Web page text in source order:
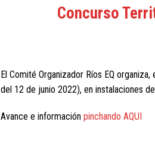
Concurso
El Comité Organizador Ríos EQ
del 12 de junio 2022), en instalaciones
Avance e información pinchando AQUI